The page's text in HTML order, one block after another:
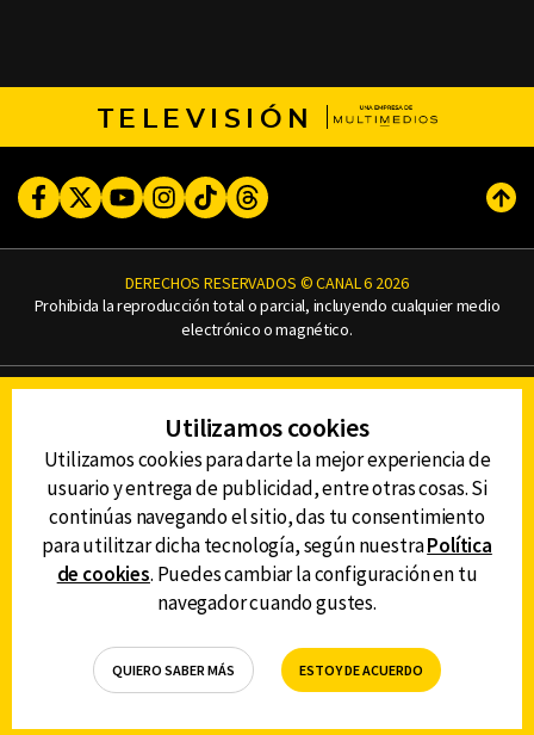
TELEVISIÓN
FacebookTwitterYoutubeInstagram
TikTokThreads
DERECHOS RESERVADOS © CANAL 6 2026
Prohibida la reproducción total o parcial, incluyendo cualquier medio
electrónico o magnético.
AVISO DE PRIVACIDAD
AVISO LEGAL
DEFENSORÍA DE LAS AUDIENCIAS
DESCARGA LA APP DE CANAL 6
Utilizamos cookies
Utilizamos cookies para darte la mejor experiencia de
usuario y entrega de publicidad, entre otras cosas. Si
continúas navegando el sitio, das tu consentimiento
para utilitzar dicha tecnología, según nuestraPolítica
de cookies. Puedes cambiar la configuración en tu
navegador cuando gustes.
QUIERO SABER MÁS ESTOY DE ACUERDO